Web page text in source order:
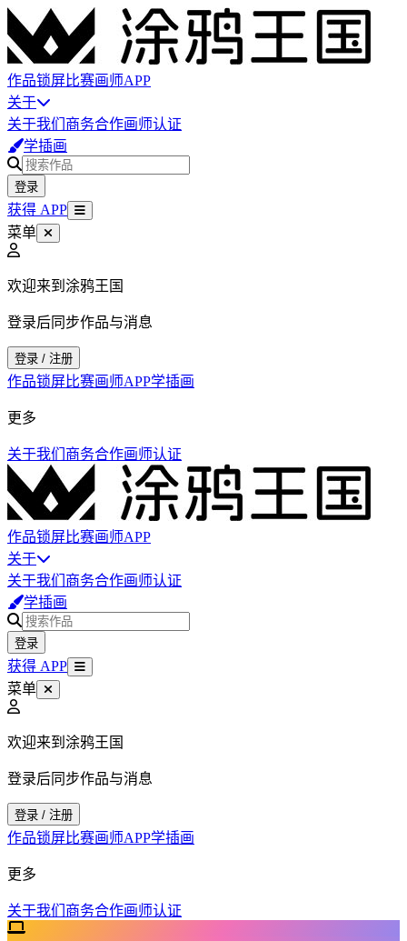
作品锁屏比赛画师APP
关于
关于我们 商务合作画师认证
学插画
登录
获得 APP
菜单
欢迎来到涂鸦王国
登录后同步作品与消息
登录 / 注册
作品锁屏比赛画师APP学插画
更多
关于我们 商务合作画师认证
作品锁屏比赛画师APP
关于
关于我们 商务合作画师认证
学插画
登录
获得 APP
菜单
欢迎来到涂鸦王国
登录后同步作品与消息
登录 / 注册
作品锁屏比赛画师APP学插画
更多
关于我们 商务合作画师认证